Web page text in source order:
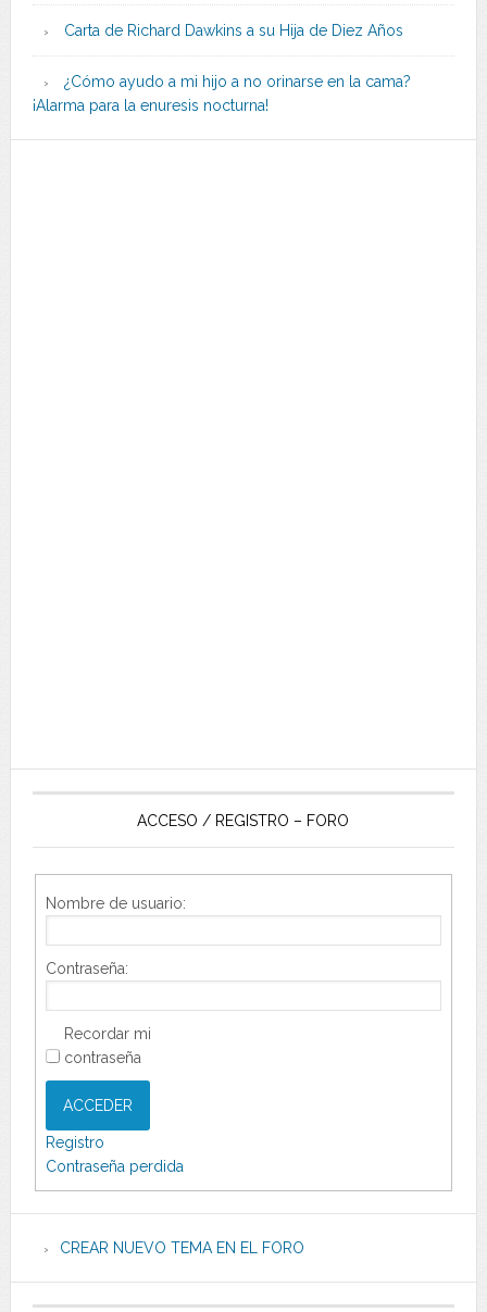
Carta de Richard Dawkins a su Hija de Diez Años
¿Cómo ayudo a mi hijo a no orinarse en la cama?
¡Alarma para la enuresis nocturna!
ACCESO / REGISTRO – FORO
Nombre de usuario:
Contraseña:
Recordar mi
contraseña
ACCEDER
Registro
Contraseña perdida
CREAR NUEVO TEMA EN EL FORO